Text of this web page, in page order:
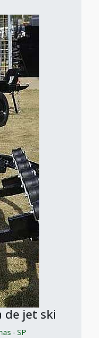
jet ski
- SP